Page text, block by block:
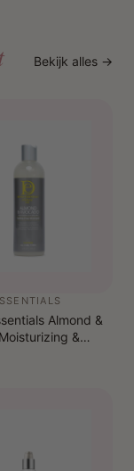
verdeel
op elke
gewenste stijl
Bekijk alles →
Almond &
&
Sulfate-Free
gr.